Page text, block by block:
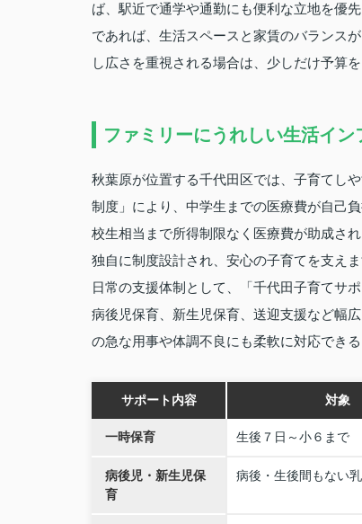
ば、駅近で通学や通勤にも便利な立地を優
であれば、生活スペースと家賃のバランス
し広さを重視される場合は、少しだけ予算
ファミリーにうれしい生活イ
秋葉原が位置する千代田区では、子育てし
制度」により、中学生までの医療費が自己
校生相当まで所得制限なく医療費が助成さ
独自に制度設計され、安心の子育てを支えま
日常の支援体制として、「千代田子育てサ
病後児保育、新生児保育、送迎支援など幅
の急な用事や体調不良にも柔軟に対応できる
サポート内容 対象
一時保育 生後７日～小６まで
病後児・新生児保
育
病後・生後間もない